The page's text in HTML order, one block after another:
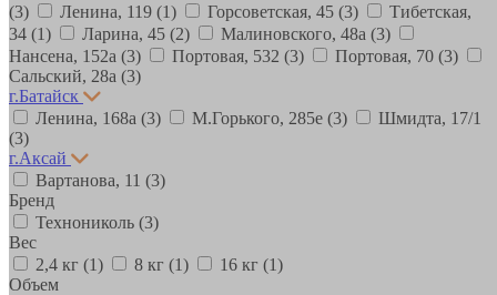
(3)
Ленина, 119 (1) Горсоветская, 45 (3)
Тибетская,
34 (1) Ларина, 45 (2) Малиновского, 48а (3)
Нансена, 152а (3) Портовая, 532 (3) Портовая, 70 (3)
Сальский, 28a (3)
г.Батайск
Ленина, 168а (3) М.Горького, 285е (3)
Шмидта, 17/1
(3)
г.Аксай
Вартанова, 11 (3)
Бренд
Технониколь (3)
Вес
2,4 кг (1) 8 кг (1) 16 кг (1)
Объем